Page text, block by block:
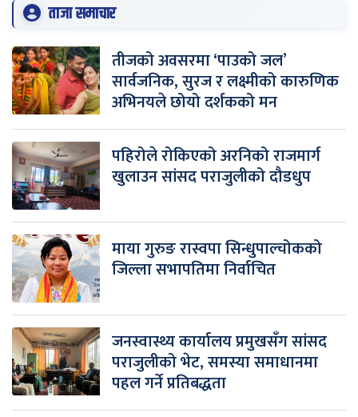
ताजा समाचार
तीजको अवसरमा ‘पाउको जल’
सार्वजनिक, सुरज र लक्ष्मीको कारुणिक
अभिनयले छोयो दर्शकको मन
पहिरोले रोकिएको अरनिको राजमार्ग
खुलाउन सांसद पराजुलीको दौडधुप
माया गुरुङ रास्वपा सिन्धुपाल्चोकको
जिल्ला सभापतिमा निर्वाचित
जनस्वास्थ्य कार्यालय प्रमुखसँग सांसद
पराजुलीको भेट, समस्या समाधानमा
पहल गर्ने प्रतिबद्धता